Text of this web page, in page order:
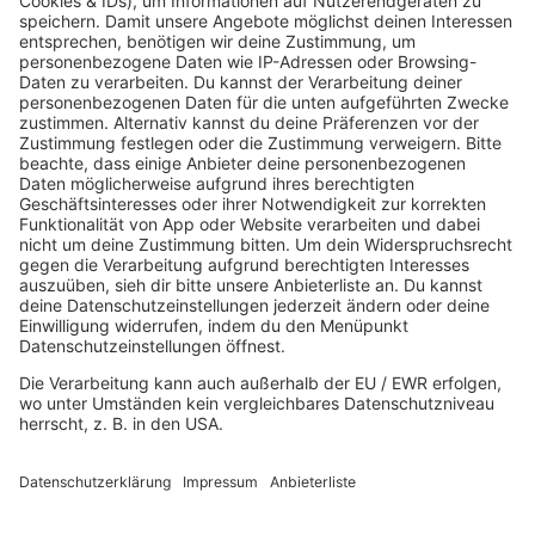
Der beste Rockpop reloaded
Deutsch
Deutschrap Klassiker
EDM Dancefloor
Good Vibes
I Love Hamburg
Mallorca Party
Mitsingen
Top 100 Deutschrap
Top 100 Dance
Top 100 Party
Sommer
Unplugged
TikTok Hittracks
Uptempo Banger
Programm